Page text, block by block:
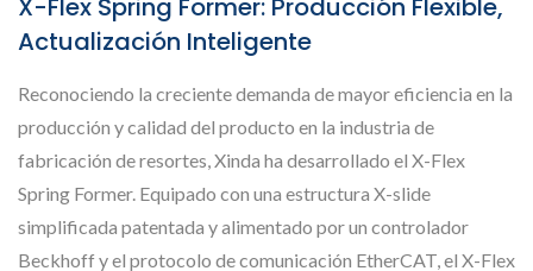
X-Flex Spring Former: Producción Flexible,
Actualización Inteligente
Reconociendo la creciente demanda de mayor eficiencia en la
producción y calidad del producto en la industria de
fabricación de resortes, Xinda ha desarrollado el X-Flex
Spring Former. Equipado con una estructura X-slide
simplificada patentada y alimentado por un controlador
Beckhoff y el protocolo de comunicación EtherCAT, el X-Flex